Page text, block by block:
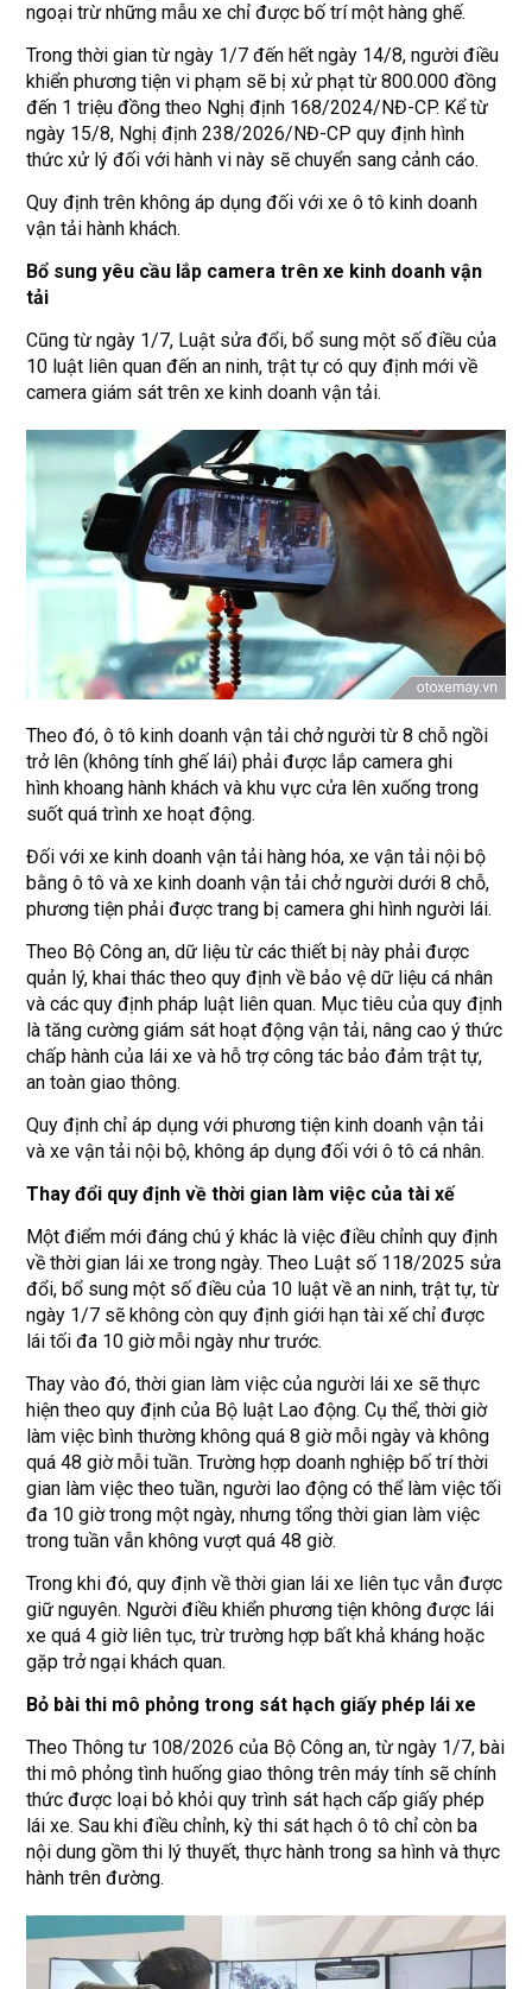
ngoại trừ những mẫu xe chỉ được bố trí một hàng ghế.
Trong thời gian từ ngày 1/7 đến hết ngày 14/8, người điều
khiển phương tiện vi phạm sẽ bị xử phạt từ 800.000 đồng
đến 1 triệu đồng theo Nghị định 168/2024/NĐ-CP. Kể từ
ngày 15/8, Nghị định 238/2026/NĐ-CP quy định hình
thức xử lý đối với hành vi này sẽ chuyển sang cảnh cáo.
Quy định trên không áp dụng đối với xe ô tô kinh doanh
vận tải hành khách.
Bổ sung yêu cầu lắp camera trên xe kinh doanh vận
tải
Cũng từ ngày 1/7, Luật sửa đổi, bổ sung một số điều của
10 luật liên quan đến an ninh, trật tự có quy định mới về
camera giám sát trên xe kinh doanh vận tải.
Theo đó, ô tô kinh doanh vận tải chở người từ 8 chỗ ngồi
trở lên (không tính ghế lái) phải được lắp camera ghi
hình khoang hành khách và khu vực cửa lên xuống trong
suốt quá trình xe hoạt động.
Đối với xe kinh doanh vận tải hàng hóa, xe vận tải nội bộ
bằng ô tô và xe kinh doanh vận tải chở người dưới 8 chỗ,
phương tiện phải được trang bị camera ghi hình người lái.
Theo Bộ Công an, dữ liệu từ các thiết bị này phải được
quản lý, khai thác theo quy định về bảo vệ dữ liệu cá nhân
và các quy định pháp luật liên quan. Mục tiêu của quy định
là tăng cường giám sát hoạt động vận tải, nâng cao ý thức
chấp hành của lái xe và hỗ trợ công tác bảo đảm trật tự,
an toàn giao thông.
Quy định chỉ áp dụng với phương tiện kinh doanh vận tải
và xe vận tải nội bộ, không áp dụng đối với ô tô cá nhân.
Thay đổi quy định về thời gian làm việc của tài xế
Một điểm mới đáng chú ý khác là việc điều chỉnh quy định
về thời gian lái xe trong ngày. Theo Luật số 118/2025 sửa
đổi, bổ sung một số điều của 10 luật về an ninh, trật tự, từ
ngày 1/7 sẽ không còn quy định giới hạn tài xế chỉ được
lái tối đa 10 giờ mỗi ngày như trước.
Thay vào đó, thời gian làm việc của người lái xe sẽ thực
hiện theo quy định của Bộ luật Lao động. Cụ thể, thời giờ
làm việc bình thường không quá 8 giờ mỗi ngày và không
quá 48 giờ mỗi tuần. Trường hợp doanh nghiệp bố trí thời
gian làm việc theo tuần, người lao động có thể làm việc tối
đa 10 giờ trong một ngày, nhưng tổng thời gian làm việc
trong tuần vẫn không vượt quá 48 giờ.
Trong khi đó, quy định về thời gian lái xe liên tục vẫn được
giữ nguyên. Người điều khiển phương tiện không được lái
xe quá 4 giờ liên tục, trừ trường hợp bất khả kháng hoặc
gặp trở ngại khách quan.
Bỏ bài thi mô phỏng trong sát hạch giấy phép lái xe
Theo Thông tư 108/2026 của Bộ Công an, từ ngày 1/7, bài
thi mô phỏng tình huống giao thông trên máy tính sẽ chính
thức được loại bỏ khỏi quy trình sát hạch cấp giấy phép
lái xe. Sau khi điều chỉnh, kỳ thi sát hạch ô tô chỉ còn ba
nội dung gồm thi lý thuyết, thực hành trong sa hình và thực
hành trên đường.